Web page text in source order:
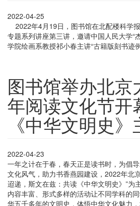
2022-04-25
2022年4月19日，图书馆在北配楼科学
专题系列讲座第三讲，邀请中国人民大学“
学院绘画系教授祁小春主讲“古籍版刻书迹例
图书馆举办北京
年阅读文化节开
《中华文明史
2022-04-23
一年之计在于春，春天正是读书时，为倡
文化风气，助力书香燕园建设，2022年北
迢递，斯文在兹：共读《中华文明史》”为
内容丰富、形式多样的活动让不同学科的
华五千多年的文明史，体悟中华文化魅力